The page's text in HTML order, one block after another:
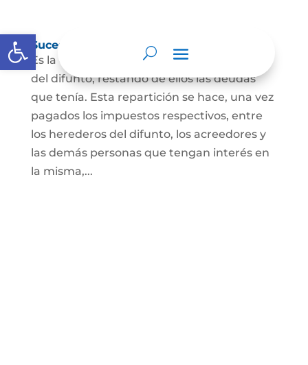
Abrir barra de herramientas
Sucesión de bienes por causa de muerte
Es la que se hace para repartir los bienes
del difunto, restando de ellos las deudas
que tenía. Esta repartición se hace, una vez
pagados los impuestos respectivos, entre
los herederos del difunto, los acreedores y
las demás personas que tengan interés en
la misma,...